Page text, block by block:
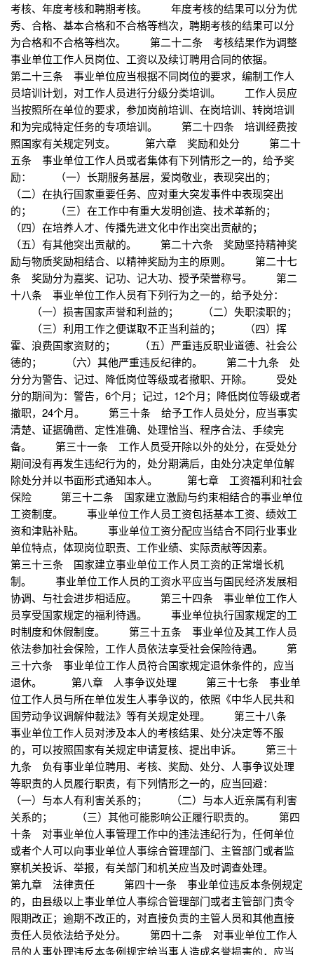
考核、年度考核和聘期考核。 年度考核的结果可以分为优
秀、合格、基本合格和不合格等档次，聘期考核的结果可以分
为合格和不合格等档次。 第二十二条 考核结果作为调整
事业单位工作人员岗位、工资以及续订聘用合同的依据。
第二十三条 事业单位应当根据不同岗位的要求，编制工作人
员培训计划，对工作人员进行分级分类培训。 工作人员应
当按照所在单位的要求，参加岗前培训、在岗培训、转岗培训
和为完成特定任务的专项培训。 第二十四条 培训经费按
照国家有关规定列支。 第六章 奖励和处分 第二十
五条 事业单位工作人员或者集体有下列情形之一的，给予奖
励： （一）长期服务基层，爱岗敬业，表现突出的；
（二）在执行国家重要任务、应对重大突发事件中表现突出
的； （三）在工作中有重大发明创造、技术革新的；
（四）在培养人才、传播先进文化中作出突出贡献的；
（五）有其他突出贡献的。 第二十六条 奖励坚持精神奖
励与物质奖励相结合、以精神奖励为主的原则。 第二十七
条 奖励分为嘉奖、记功、记大功、授予荣誉称号。 第二
十八条 事业单位工作人员有下列行为之一的，给予处分：
（一）损害国家声誉和利益的； （二）失职渎职的；
（三）利用工作之便谋取不正当利益的； （四）挥
霍、浪费国家资财的； （五）严重违反职业道德、社会公
德的； （六）其他严重违反纪律的。 第二十九条 处
分分为警告、记过、降低岗位等级或者撤职、开除。 受处
分的期间为：警告，6个月；记过，12个月；降低岗位等级或者
撤职，24个月。 第三十条 给予工作人员处分，应当事实
清楚、证据确凿、定性准确、处理恰当、程序合法、手续完
备。 第三十一条 工作人员受开除以外的处分，在受处分
期间没有再发生违纪行为的，处分期满后，由处分决定单位解
除处分并以书面形式通知本人。 第七章 工资福利和社会
保险 第三十二条 国家建立激励与约束相结合的事业单位
工资制度。 事业单位工作人员工资包括基本工资、绩效工
资和津贴补贴。 事业单位工资分配应当结合不同行业事业
单位特点，体现岗位职责、工作业绩、实际贡献等因素。
第三十三条 国家建立事业单位工作人员工资的正常增长机
制。 事业单位工作人员的工资水平应当与国民经济发展相
协调、与社会进步相适应。 第三十四条 事业单位工作人
员享受国家规定的福利待遇。 事业单位执行国家规定的工
时制度和休假制度。 第三十五条 事业单位及其工作人员
依法参加社会保险，工作人员依法享受社会保险待遇。 第
三十六条 事业单位工作人员符合国家规定退休条件的，应当
退休。 第八章 人事争议处理 第三十七条 事业单
位工作人员与所在单位发生人事争议的，依照《中华人民共和
国劳动争议调解仲裁法》等有关规定处理。 第三十八条
事业单位工作人员对涉及本人的考核结果、处分决定等不服
的，可以按照国家有关规定申请复核、提出申诉。 第三十
九条 负有事业单位聘用、考核、奖励、处分、人事争议处理
等职责的人员履行职责，有下列情形之一的，应当回避：
（一）与本人有利害关系的； （二）与本人近亲属有利害
关系的； （三）其他可能影响公正履行职责的。 第四
十条 对事业单位人事管理工作中的违法违纪行为，任何单位
或者个人可以向事业单位人事综合管理部门、主管部门或者监
察机关投诉、举报，有关部门和机关应当及时调查处理。
第九章 法律责任 第四十一条 事业单位违反本条例规定
的，由县级以上事业单位人事综合管理部门或者主管部门责令
限期改正；逾期不改正的，对直接负责的主管人员和其他直接
责任人员依法给予处分。 第四十二条 对事业单位工作人
员的人事处理违反本条例规定给当事人造成名誉损害的，应当